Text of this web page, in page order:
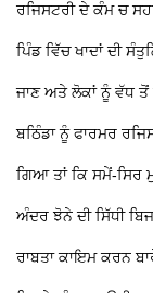
ਰਜਿਸਟਰੀ ਦੇ ਕੰਮ ਚ
ਪਿੰਡ ਵਿੱਚ ਖਾਦਾਂ ਦੀ
ਜਾਣ ਅਤੇ ਲੋਕਾਂ ਨੂੰ ਵੱਧ ਤੋਂ
ਬਠਿੰਡਾ ਨੂੰ ਫਾਰਮਰ
ਗਿਆ ਤਾਂ ਕਿ ਸਮੇਂ-ਸਿਰ
ਅੰਦਰ ਝੋਨੇ ਦੀ ਸਿੱਧੀ
ਰਾਬਤਾ ਕਾਇਮ ਕਰਨ